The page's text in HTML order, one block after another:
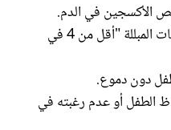
الأكسجين في الدم.
أو قلة عدد الحفاضات المبللة "أقل من 4 في
دون دموع.
الطفل أو عدم رغبته في